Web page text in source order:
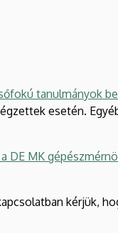
tanulmányok
esetén.
DE MK
kérjük,